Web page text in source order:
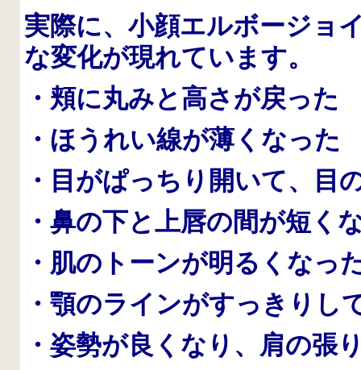
実際に、小顔エルボージョ
な変化が現れています。
・頬に丸みと高さが戻った
・ほうれい線が薄くなった
・目がぱっちり開いて、目
・鼻の下と上唇の間が短く
・肌のトーンが明るくなっ
・顎のラインがすっきりし
・姿勢が良くなり、肩の張